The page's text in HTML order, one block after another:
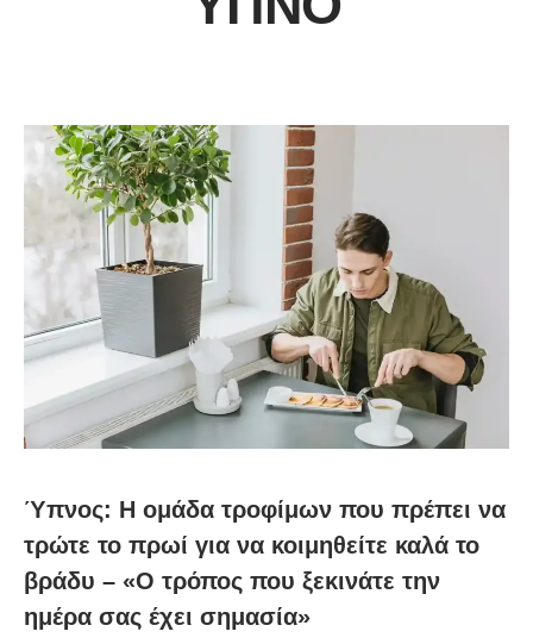
Ύπνος: Η ομάδα τροφίμων που πρέπει να
τρώτε το πρωί για να κοιμηθείτε καλά το
βράδυ – «Ο τρόπος που ξεκινάτε την
ημέρα σας έχει σημασία»